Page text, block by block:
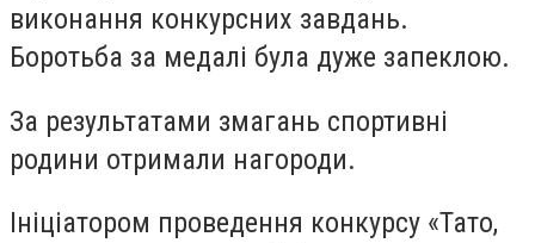
виконання конкурсних завдань.
Боротьба за медалі була дуже запеклою.
За результатами змагань спортивні
родини отримали нагороди.
Ініціатором проведення конкурсу «Тато,